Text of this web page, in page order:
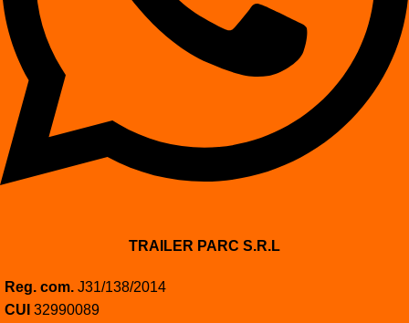
TRAILER PARC S.R.L
Reg. com. J31/138/2014
CUI 32990089